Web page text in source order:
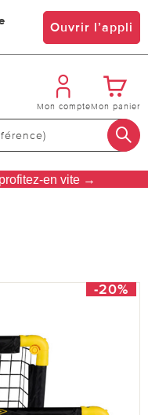
Ouvrir l’appli
Mon compteMon panier
en vite →
-20%